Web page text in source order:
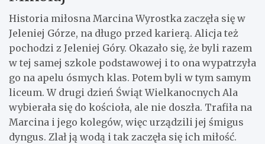
Historia miłosna Marcina Wyrostka zaczęła się w
Jeleniej Górze, na długo przed karierą. Alicja też
pochodzi z Jeleniej Góry. Okazało się, że byli razem
w tej samej szkole podstawowej i to ona wypatrzyła
go na apelu ósmych klas. Potem byli w tym samym
liceum. W drugi dzień Świąt Wielkanocnych Ala
wybierała się do kościoła, ale nie doszła. Trafiła na
Marcina i jego kolegów, więc urządzili jej śmigus
dyngus. Zlał ją wodą i tak zaczęła się ich miłość.